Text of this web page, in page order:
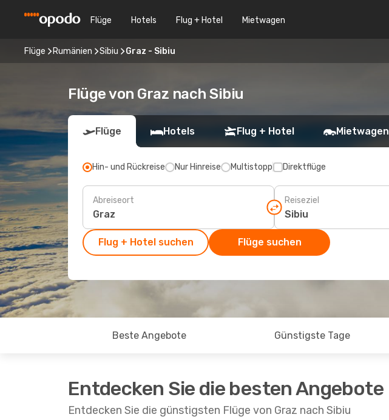
Flüge Hotels Flug + Hotel Mietwagen
Flüge Rumänien Sibiu Graz - Sibiu
Flüge von Graz nach Sibiu
Flüge Hotels Flug + Hotel Mietwagen
Hin- und Rückreise Nur Hinreise Multistopp Direktflüge
Abreiseort Reiseziel
Flug + Hotel suchen Flüge suchen
Beste Angebote Günstigste Tage
Entdecken Sie die besten Angebote
Entdecken Sie die günstigsten Flüge von Graz nach Sibiu